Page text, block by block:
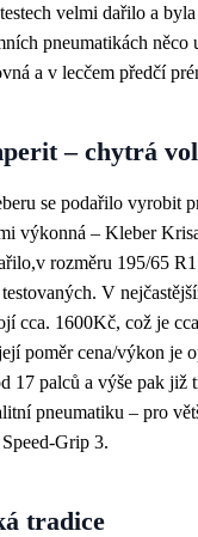
velmi dařilo a
pneumatikách něco
a v lecčem předčí
– chytrá
se podařilo vyrobit
výkonná – Kleber
rozměru 195/65
V
cca. 1600Kč, což je
poměr cena/výkon je
17 palců a výše pak již
pneumatiku – pro
Grip 3.
tradice